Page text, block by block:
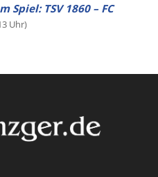
Spiel: TSV 1860 – FC
Uhr)